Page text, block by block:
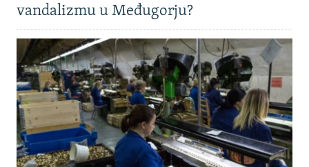
vandalizmu u Međugorju?